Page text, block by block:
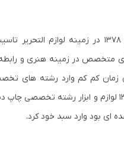
فروشگاه افق در سال ۱۳۷۸ در زمینه لوازم
متخصص در زمینه هنری و رابطه
زمان کم کم وارد رشته های
هنری شد. در سال ۱۳۸۰ لوازم و ابزار رشته
ای بود وارد سبد خود کرد.